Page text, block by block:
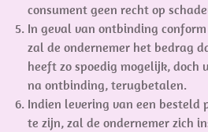
consument geen recht op
In geval van ontbinding
zal de ondernemer het bedrag
heeft zo spoedig mogelijk, doch
na ontbinding, terugbetalen.
Indien levering van een
te zijn, zal de ondernemer zich